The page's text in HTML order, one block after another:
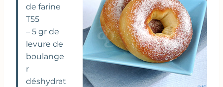
de farine
T55
– 5 gr de
levure de
boulange
r
déshydrat